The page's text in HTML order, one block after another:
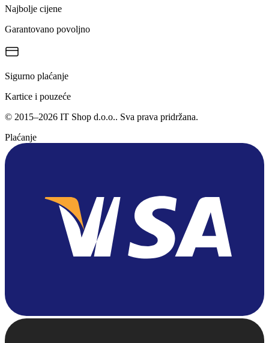
Najbolje cijene
Garantovano povoljno
Sigurno plaćanje
Kartice i pouzeće
© 2015–2026 IT Shop d.o.o.. Sva prava pridržana.
Plaćanje